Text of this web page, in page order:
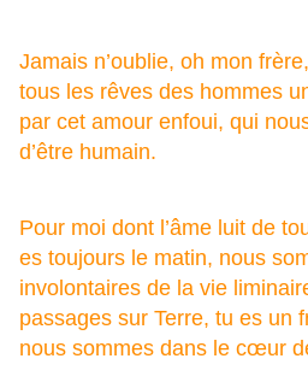
Jamais n’oublie, oh mon frère,
tous les rêves des hommes
par cet amour enfoui, qui
d’être humain.
Pour moi dont l’âme luit de
es toujours le matin, nous
involontaires de la vie
passages sur Terre, tu es un
nous sommes dans le cœur d